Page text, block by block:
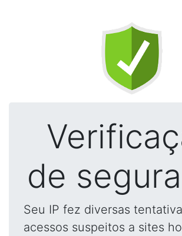
de
Seu IP fez diversas
acessos suspeitos a sites